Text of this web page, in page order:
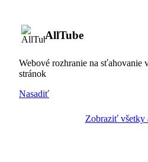
AllTube
Webové rozhranie na sťahovanie
stránok
Nasadiť
Zobraziť všetky